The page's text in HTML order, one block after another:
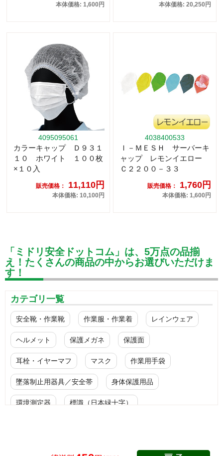
本体価格: 1,600円 本体価格: 20,250円
4095095061
カラーキャップ Ｄ９３１
１０ ホワイト １００枚
×１０入
販売価格： 11,110円
本体価格: 10,100円
4038400533
Ｉ－ＭＥＳＨ サーバーキ
ャップ レモンイエロー
Ｃ２２００－３３
販売価格： 1,760円
本体価格: 1,600円
「ミドリ安全ドットコム」は、5万点の品揃
え！たくさんの商品の中からお選びいただけま
す！
カテゴリ一覧
安全靴・作業靴 作業服・作業着 レインウェア
ヘルメット 保護メガネ 保護面
耳栓・イヤーマフ マスク 作業用手袋
墜落制止用器具／安全帯 身体保護用品
環境測定器 標識（日本緑十字）